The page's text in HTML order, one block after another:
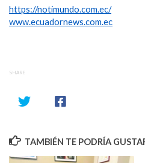
https://notimundo.com.ec/
www.ecuadornews.com.ec
SHARE
TAMBIÉN TE PODRÍA